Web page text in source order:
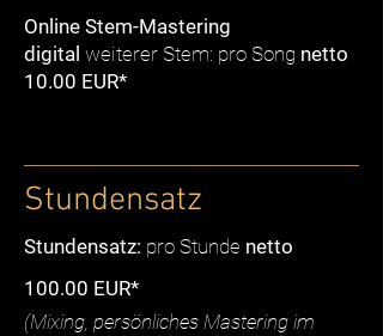
Online Stem-Mastering
digital weiterer Stem: pro Song netto
10.00 EUR*
Stundensatz
Stundensatz: pro Stunde netto
100.00 EUR*
(Mixing, persönliches Mastering im